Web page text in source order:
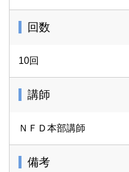
回数
10回
講師
ＮＦＤ本部講師
備考